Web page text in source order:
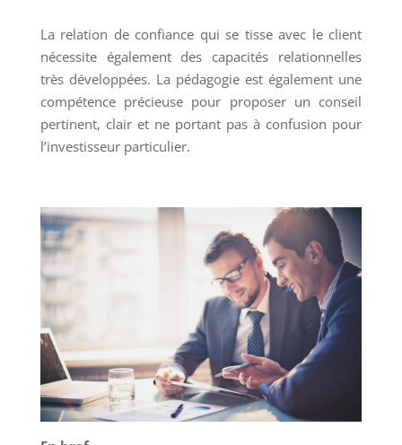
La relation de confiance qui se tisse avec le client
nécessite également des capacités relationnelles
très développées. La pédagogie est également une
compétence précieuse pour proposer un conseil
pertinent, clair et ne portant pas à confusion pour
l’investisseur particulier.